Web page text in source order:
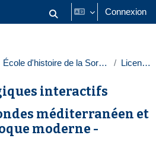
Activer/désactiver la saisie
Connexion
École d'histoire de la Sorbonne Licences
interactifs
méditerranéen et
moderne -